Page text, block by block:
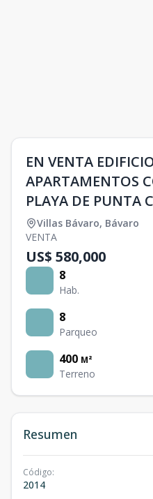
EN VENTA
APARTAMENTOS
PLAYA DE PUNTA
Villas Bávaro, Bávaro
VENTA
US$ 580,000
8
Hab.
8
Parqueo
400 M²
Terreno
Resumen
Código:
2014